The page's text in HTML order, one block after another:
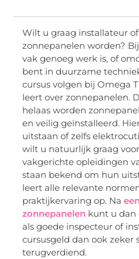
Wilt u graag installateur
zonnepanelen worden?
vak genoeg werk is, of
bent in duurzame
cursus volgen bij Omega
leert over zonnepanelen.
helaas worden
en veilig geïnstalleerd.
uitstaan of zelfs
wilt u natuurlijk graag
vakgerichte opleidingen
staan bekend om hun
leert alle relevante
praktijkervaring op. Na
zonnepanelen kunt u dan
als goede inspecteur of
cursusgeld dan ook zeker
terugverdiend.